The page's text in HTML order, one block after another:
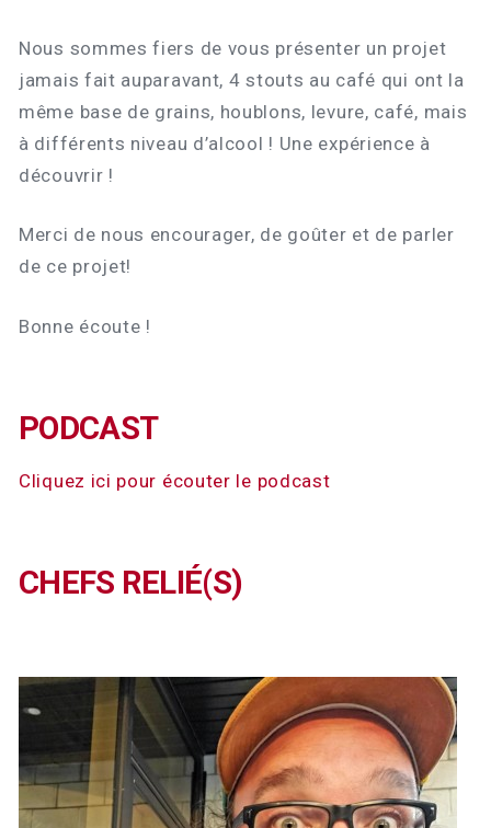
Nous sommes fiers de vous présenter un projet
jamais fait auparavant, 4 stouts au café qui ont la
même base de grains, houblons, levure, café, mais
à différents niveau d’alcool ! Une expérience à
découvrir !
Merci de nous encourager, de goûter et de parler
de ce projet!
Bonne écoute !
PODCAST
Cliquez ici pour écouter le podcast
CHEFS RELIÉ(S)